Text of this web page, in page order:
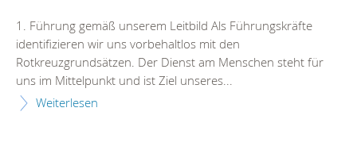
1. Führung gemäß unserem Leitbild Als Führungskräfte
identifizieren wir uns vorbehaltlos mit den
Rotkreuzgrundsätzen. Der Dienst am Menschen steht für
uns im Mittelpunkt und ist Ziel unseres...
Weiterlesen